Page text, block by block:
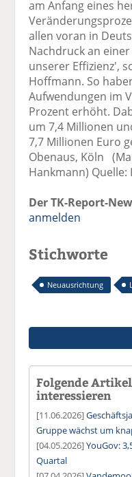
am Anfang eines
allen voran in
Nachdruck an
unserer Effizienz',
Hoffmann. So
Aufwendungen im
Prozent erhöht.
um 7,4 Millionen
7,7 Millionen Euro
Obenaus, Köln
Hankmann)
Der TK-Report-
anmelden
Stichworte
Neuausrichtung
Folgende
interessieren
[11.06.2026]
Gruppe wächst um
[04.05.2026]YouGov:
Quartal